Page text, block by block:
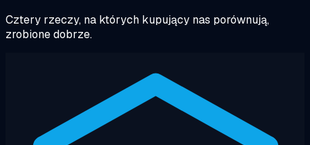
Cztery rzeczy, na których kupujący nas porównują,
zrobione dobrze.